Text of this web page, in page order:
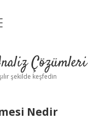
Çözümleri
şekilde keşfedin
Nedir